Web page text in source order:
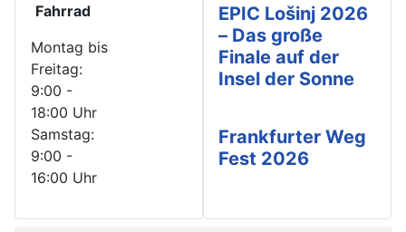
Fahrrad
Montag bis
Freitag:
9:00 -
18:00 Uhr
Samstag:
9:00 -
16:00 Uhr
EPIC Lošinj 2026
– Das große
Finale auf der
Insel der Sonne
Frankfurter Weg
Fest 2026